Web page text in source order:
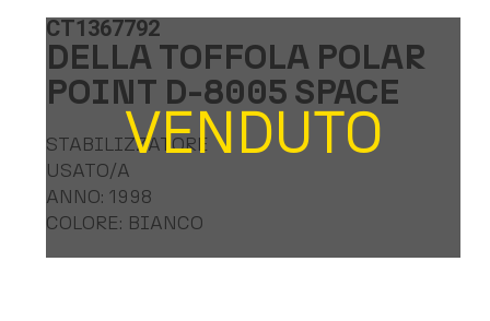
VENDUTO
CT1367792
DELLA TOFFOLA POLAR
POINT D-8005 SPACE
STABILIZZATORE
USATO/A
ANNO: 1998
COLORE: BIANCO